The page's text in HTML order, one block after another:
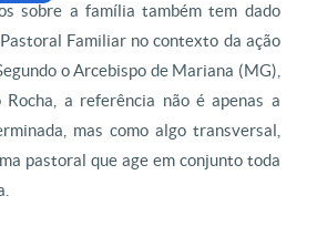
sobre a família também tem dado
Familiar no contexto da ação
o Arcebispo de Mariana (MG),
Rocha, a referência não é apenas a
mas como algo transversal,
pastoral que age em conjunto toda